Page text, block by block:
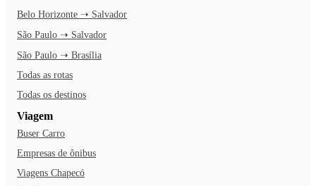
Belo Horizonte ➝ Salvador
São Paulo ➝ Salvador
São Paulo ➝ Brasília
Todas as rotas
Todas os destinos
Viagem
Buser Carro
Empresas de ônibus
Viagens Chapecó